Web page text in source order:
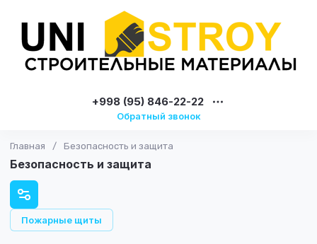
+998 (95) 846-22-22
Обратный звонок
Главная / Безопасность и защита
Безопасность и защита
Пожарные щиты